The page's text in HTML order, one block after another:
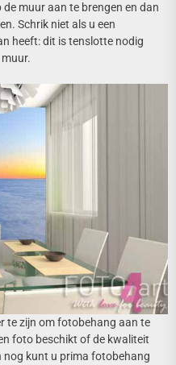
muur aan te brengen en dan
Schrik niet als u een
heeft: dit is tenslotte nodig
te zijn om fotobehang aan te
foto beschikt of de kwaliteit
nog kunt u prima fotobehang